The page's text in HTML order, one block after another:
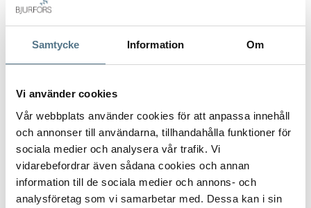
Samtycke Information Om
Vi använder cookies
Vår webbplats använder cookies för att anpassa innehåll
och annonser till användarna, tillhandahålla funktioner för
sociala medier och analysera vår trafik. Vi
vidarebefordrar även sådana cookies och annan
information till de sociala medier och annons- och
analysföretag som vi samarbetar med. Dessa kan i sin
Postnummer*